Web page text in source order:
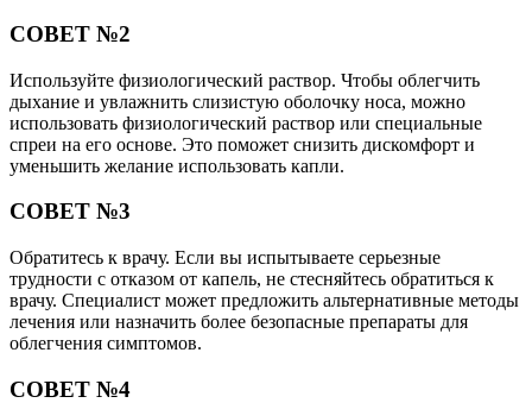
СОВЕТ №2
Используйте физиологический раствор. Чтобы облегчить
дыхание и увлажнить слизистую оболочку носа, можно
использовать физиологический раствор или специальные
спреи на его основе. Это поможет снизить дискомфорт и
уменьшить желание использовать капли.
СОВЕТ №3
Обратитесь к врачу. Если вы испытываете серьезные
трудности с отказом от капель, не стесняйтесь обратиться к
врачу. Специалист может предложить альтернативные методы
лечения или назначить более безопасные препараты для
облегчения симптомов.
СОВЕТ №4